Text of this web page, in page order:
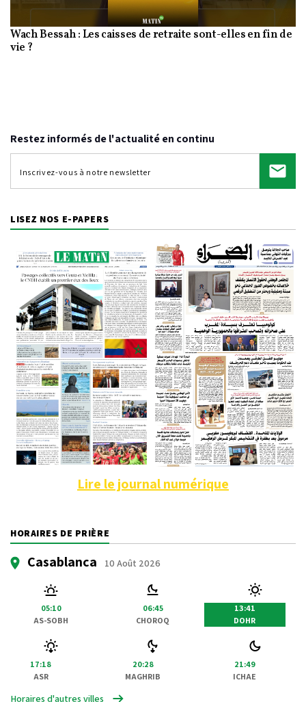
Video
Wach Bessah : Les caisses de retraite sont-elles en fin de
vie ?
Restez informés de l'actualité en continu
LISEZ NOS E-PAPERS
Lire le journal numérique
HORAIRES DE PRIÈRE
Casablanca 10 Août 2026
05:10
AS-SOBH
06:45
CHOROQ
13:41
DOHR
17:18
ASR
20:28
MAGHRIB
21:49
ICHAE
Horaires d'autres villes